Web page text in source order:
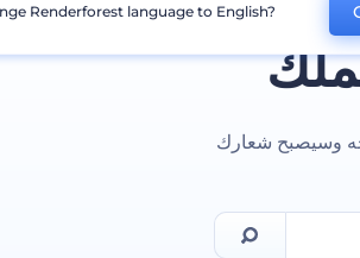
وسيصبح شعارك
Renderforest language to English?